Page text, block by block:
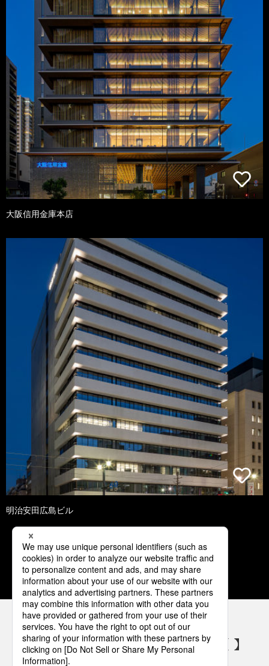
大阪信用金庫本店
明治安田広島ビル
1 2 3 4 5
パナソニックの電気設備 SNSアカウント